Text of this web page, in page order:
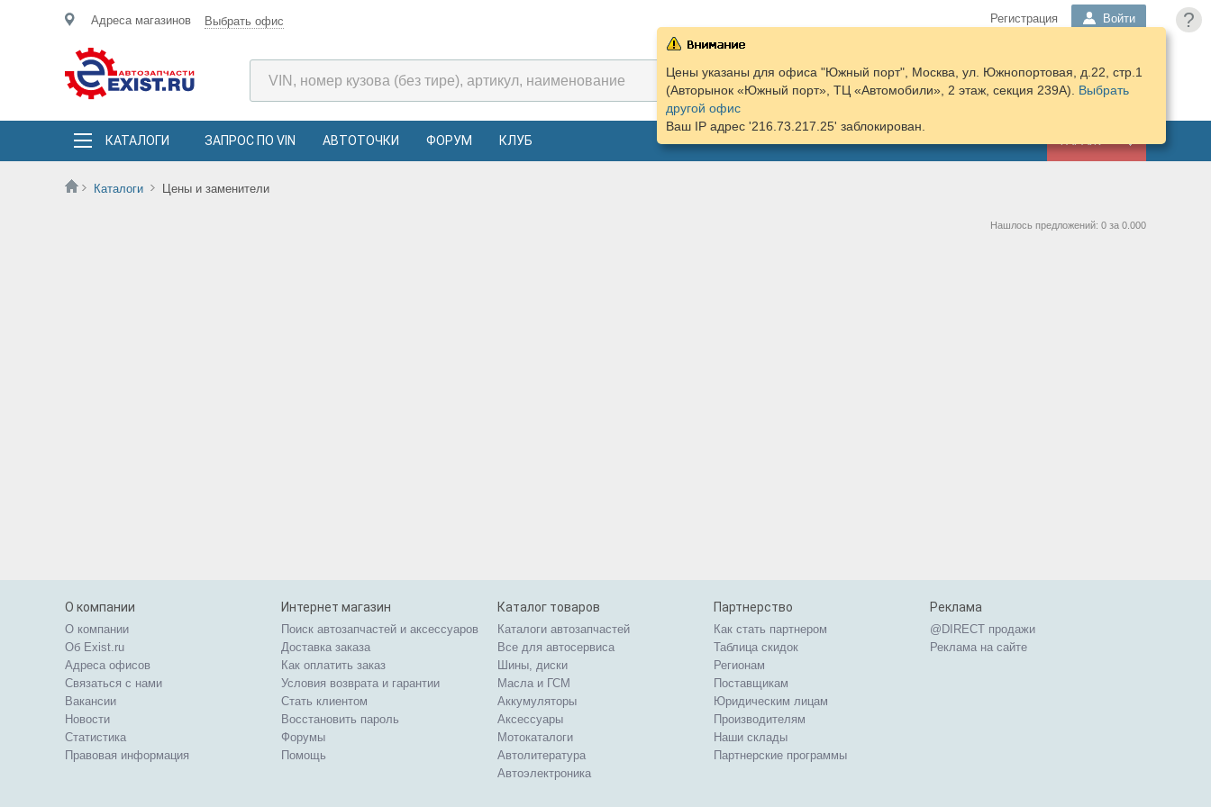
?
Адреса магазинов Выбрать офис Регистрация Войти
КОРЗИНА
ПОДОБРАТЬ
ЗАПЧАСТИ
КАТАЛОГИ ЗАПРОС ПО VIN АВТОТОЧКИ ФОРУМ КЛУБ
Каталоги Цены и заменители
Цены указаны для офиса "Южный порт", Москва, ул. Южнопортовая, д.22, стр.1
(Авторынок «Южный порт», ТЦ «Автомобили», 2 этаж, секция 239А). Выбрать
другой офис
Ваш IP адрес '216.73.217.25' заблокирован.
Нашлось предложений: 0 за 0.000
О компании
О компании
Об Exist.ru
Адреса офисов
Связаться с нами
Вакансии
Новости
Статистика
Правовая информация
Интернет магазин
Поиск автозапчастей и аксессуаров
Доставка заказа
Как оплатить заказ
Условия возврата и гарантии
Стать клиентом
Восстановить пароль
Форумы
Помощь
Каталог товаров
Каталоги автозапчастей
Все для автосервиса
Шины, диски
Масла и ГСМ
Аккумуляторы
Аксессуары
Мотокаталоги
Автолитература
Автоэлектроника
Партнерство
Как стать партнером
Таблица скидок
Регионам
Поставщикам
Юридическим лицам
Производителям
Наши склады
Партнерские программы
Реклама
@DIRECT продажи
Реклама на сайте